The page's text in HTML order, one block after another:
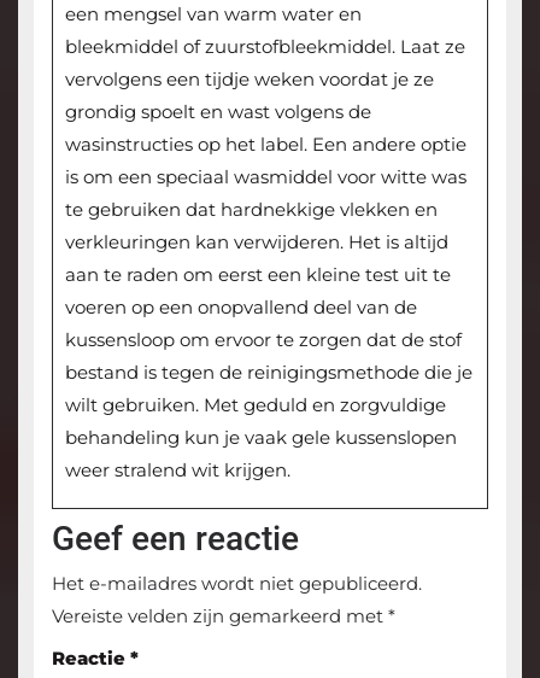
een mengsel van warm water en
bleekmiddel of zuurstofbleekmiddel. Laat ze
vervolgens een tijdje weken voordat je ze
grondig spoelt en wast volgens de
wasinstructies op het label. Een andere optie
is om een speciaal wasmiddel voor witte was
te gebruiken dat hardnekkige vlekken en
verkleuringen kan verwijderen. Het is altijd
aan te raden om eerst een kleine test uit te
voeren op een onopvallend deel van de
kussensloop om ervoor te zorgen dat de stof
bestand is tegen de reinigingsmethode die je
wilt gebruiken. Met geduld en zorgvuldige
behandeling kun je vaak gele kussenslopen
weer stralend wit krijgen.
Geef een reactie
Het e-mailadres wordt niet gepubliceerd.
Vereiste velden zijn gemarkeerd met *
Reactie *